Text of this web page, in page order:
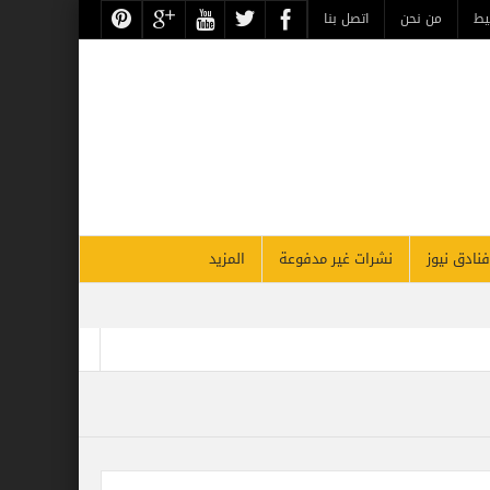
من نحن اتصل بنا
فنادق نيوز نشرات غير مدفوعة
المزيد
يحتفل غداً بذكرى مرور 26 عاماً على افتتاحه